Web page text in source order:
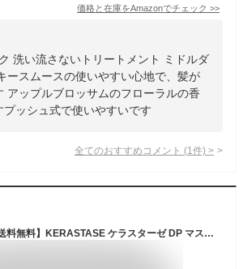
価格と在庫をAmazonでチェック >>
洗い流さないトリートメント ミドルダ
ースムースの使いやすい心地で、髪が
アップルブロッサムのフローラルの香
プッシュ式で使いやすいです
全てのおすすめコメント (1 件) >
【10%OFFクーポン/送料無料】KERASTASE ケラスターゼ DP マスク オレオリラックス 200ml 正規販売店 くせ毛 ヘアトリートメント サロン専売 高品質 ダメージ まとまる 高品質 サロン専売 おすすめ 人気 オレオ リラックス オレンジ 正規品 ヘアマスク